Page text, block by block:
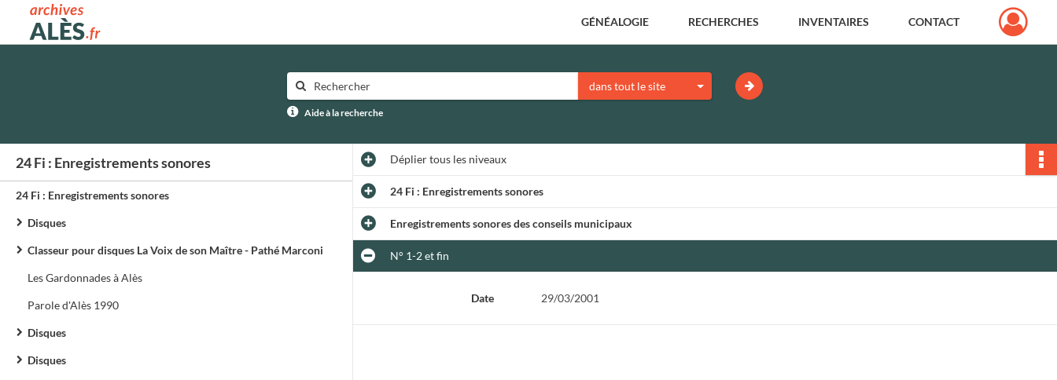
Archives municipales d'Alès GÉNÉALOGIE RECHERCHES INVENTAIRES CONTACT
dans tout le site
Aide à la recherche
24 Fi : Enregistrements sonores
24 Fi : Enregistrements sonores
Disques
Classeur pour disques La Voix de son Maître - Pathé Marconi
Les Gardonnades à Alès
Parole d'Alès 1990
Disques
Disques
Dépliertous les niveaux
24 Fi : Enregistrements sonores
Enregistrements sonores des conseils municipaux
N° 1-2 et fin
Date 29/03/2001